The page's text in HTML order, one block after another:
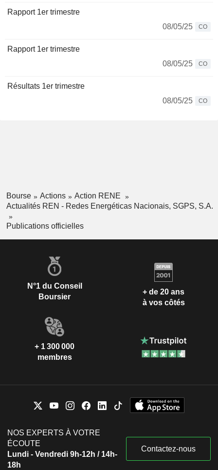
Rapport 1er trimestre
08/05/25
CO
Rapport 1er trimestre
08/05/25
CO
Résultats 1er trimestre
08/05/25
CO
Bourse Actions
Action RENE
Actualités REN - Redes Energéticas Nacionais, SGPS, S.A.
Publications officielles
N°1 du Conseil
Boursier
+ de 20 ans
à vos côtés
+ 1 300 000
membres
NOS EXPERTS À VOTRE
ÉCOUTE
Lundi - Vendredi 9h-12h / 14h-
18h
Contactez-nous